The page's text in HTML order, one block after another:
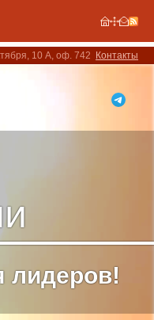
10 А, оф. 742 Контакты
лидеров!